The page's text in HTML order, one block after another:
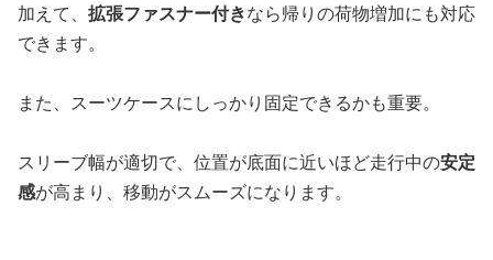
加えて、 拡張ファスナー付きなら帰りの荷物増加にも対応
できます。
また、スーツケースにしっかり固定できるかも重要。
スリーブ幅が適切で、位置が底面に近いほど走行中の安定
感が高まり、移動がスムーズになります。